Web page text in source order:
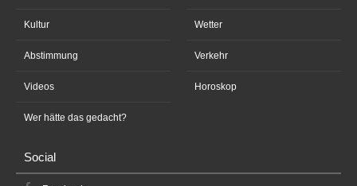
Kultur
Abstimmung
Videos
Wer hätte das gedacht?
Wetter
Verkehr
Horoskop
Social